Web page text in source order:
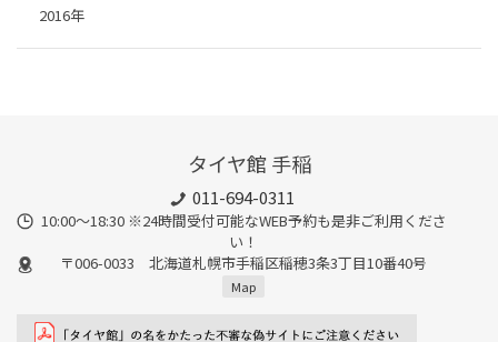
2016年
タイヤ館 手稲
011-694-0311
10:00～18:30 ※24時間受付可能なWEB予約も是非ご利用くださ
い！
〒006-0033 北海道札幌市手稲区稲穂3条3丁目10番40号
Map